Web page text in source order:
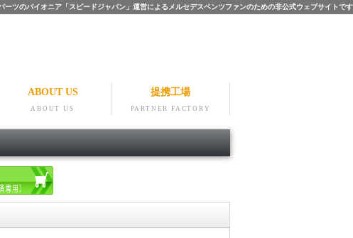
ーツのパイオニア「スピードジャパン」運営によるメルセデスベンツファンのための非公式ウェブサイトです
ABOUT US
ABOUT US
提携工場
PARTNER FACTORY